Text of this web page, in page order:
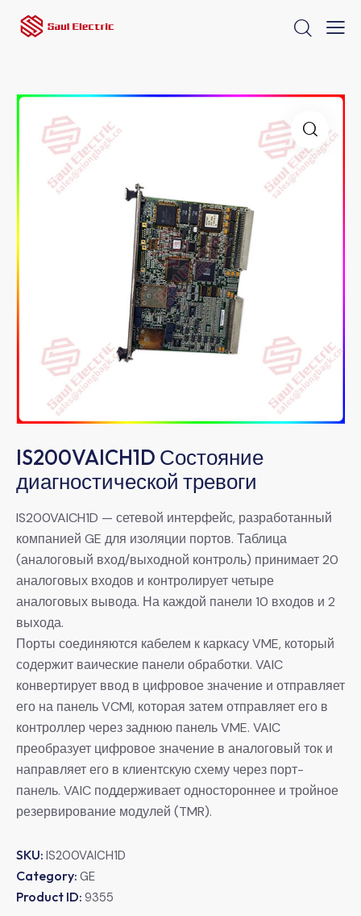
IS200VAICH1D Состояние
диагностической тревоги
IS200VAICH1D — сетевой интерфейс, разработанный
компанией GE для изоляции портов. Таблица
(аналоговый вход/выходной контроль) принимает 20
аналоговых входов и контролирует четыре
аналоговых вывода. На каждой панели 10 входов и 2
выхода.
Порты соединяются кабелем к каркасу VME, который
содержит ваические панели обработки. VAIC
конвертирует ввод в цифровое значение и отправляет
его на панель VCMI, которая затем отправляет его в
контроллер через заднюю панель VME. VAIC
преобразует цифровое значение в аналоговый ток и
направляет его в клиентскую схему через порт-
панель. VAIC поддерживает одностороннее и тройное
резервирование модулей (TMR).
SKU: IS200VAICH1D
Category: GE
Product ID: 9355